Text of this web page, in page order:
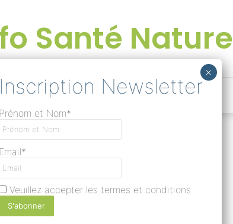
Santé Nature
Devenir rédacteur Une
Instagram
Linkedin
Facebook
pour
Prénom et Nom*
Email*
Veuillez accepter les termes et conditions